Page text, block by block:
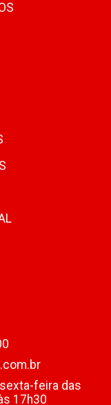
feira das
17h30